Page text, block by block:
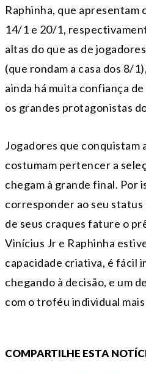
Raphinha, que apresentam
14/1 e 20/1,
altas do que as de
(que rondam a casa dos 8/
ainda há muita confiança
os grandes protagonistas
Jogadores que conquistam
costumam pertencer a
chegam à grande final. Por
corresponder ao seu
de seus craques fature o
Vinícius Jr e Raphinha
capacidade criativa, é fácil
chegando à decisão, e um
com o troféu individual
COMPARTILHE ESTA